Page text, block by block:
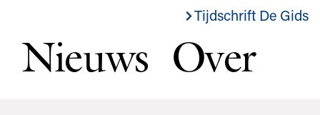
Tijdschrift De Gids
Nieuws Over